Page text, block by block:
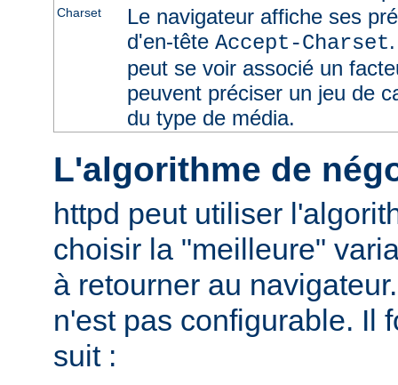
Charset
Le navigateur affiche ses
d'en-tête Accept-Charset
peut se voir associé un
peuvent préciser un jeu de
du type de média.
L'algorithme de
httpd peut utiliser
choisir la "meilleure"
à retourner au
n'est pas configurable. Il
suit :